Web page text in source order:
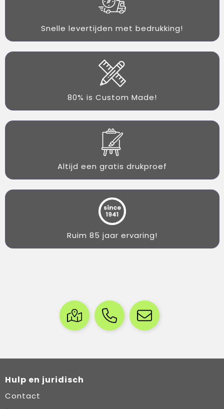
Snelle levertijden met bedrukking!
80% is Custom Made!
Altijd een gratis drukproef
Ruim 85 jaar ervaring!
Hulp en juridisch
Contact